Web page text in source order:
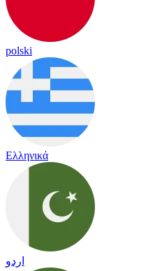
polski
Ελληνικά
اردو